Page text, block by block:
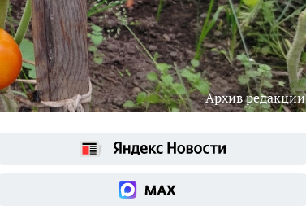
Архив редакции